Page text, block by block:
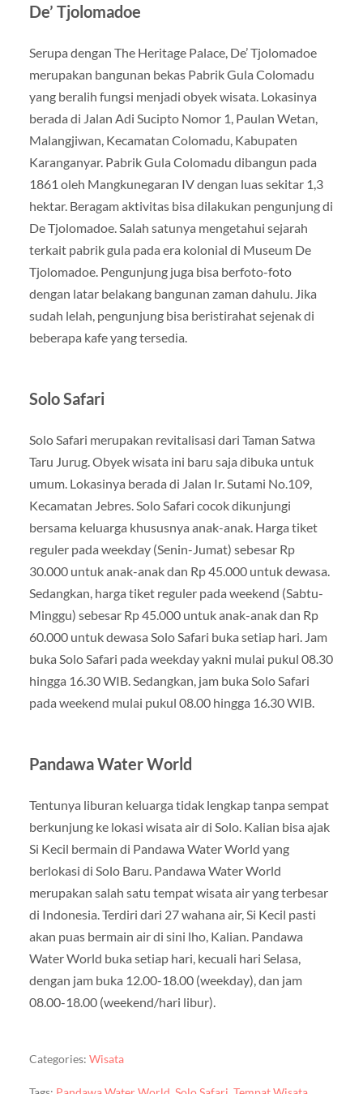
De’ Tjolomadoe
Serupa dengan The Heritage Palace, De’ Tjolomadoe
merupakan bangunan bekas Pabrik Gula Colomadu
yang beralih fungsi menjadi obyek wisata. Lokasinya
berada di Jalan Adi Sucipto Nomor 1, Paulan Wetan,
Malangjiwan, Kecamatan Colomadu, Kabupaten
Karanganyar. Pabrik Gula Colomadu dibangun pada
1861 oleh Mangkunegaran IV dengan luas sekitar 1,3
hektar. Beragam aktivitas bisa dilakukan pengunjung di
De Tjolomadoe. Salah satunya mengetahui sejarah
terkait pabrik gula pada era kolonial di Museum De
Tjolomadoe. Pengunjung juga bisa berfoto-foto
dengan latar belakang bangunan zaman dahulu. Jika
sudah lelah, pengunjung bisa beristirahat sejenak di
beberapa kafe yang tersedia.
Solo Safari
Solo Safari merupakan revitalisasi dari Taman Satwa
Taru Jurug. Obyek wisata ini baru saja dibuka untuk
umum. Lokasinya berada di Jalan Ir. Sutami No.109,
Kecamatan Jebres. Solo Safari cocok dikunjungi
bersama keluarga khususnya anak-anak. Harga tiket
reguler pada weekday (Senin-Jumat) sebesar Rp
30.000 untuk anak-anak dan Rp 45.000 untuk dewasa.
Sedangkan, harga tiket reguler pada weekend (Sabtu-
Minggu) sebesar Rp 45.000 untuk anak-anak dan Rp
60.000 untuk dewasa Solo Safari buka setiap hari. Jam
buka Solo Safari pada weekday yakni mulai pukul 08.30
hingga 16.30 WIB. Sedangkan, jam buka Solo Safari
pada weekend mulai pukul 08.00 hingga 16.30 WIB.
Pandawa Water World
Tentunya liburan keluarga tidak lengkap tanpa sempat
berkunjung ke lokasi wisata air di Solo. Kalian bisa ajak
Si Kecil bermain di Pandawa Water World yang
berlokasi di Solo Baru. Pandawa Water World
merupakan salah satu tempat wisata air yang terbesar
di Indonesia. Terdiri dari 27 wahana air, Si Kecil pasti
akan puas bermain air di sini lho, Kalian. Pandawa
Water World buka setiap hari, kecuali hari Selasa,
dengan jam buka 12.00-18.00 (weekday), dan jam
08.00-18.00 (weekend/hari libur).
Categories: Wisata